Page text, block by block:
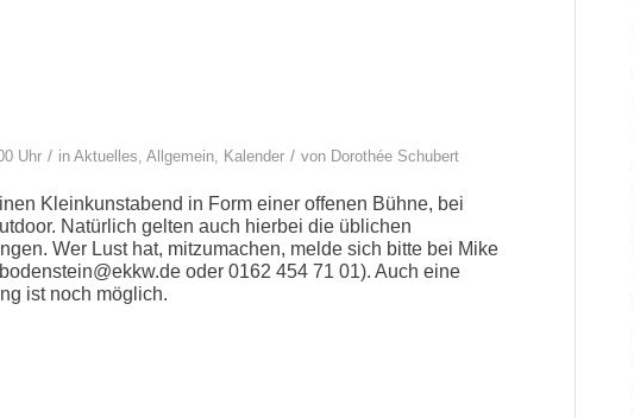
Uhr / in Aktuelles Allgemein Kalender / von Dorothée Schubert
Kleinkunstabend in Form einer offenen Bühne, bei
Natürlich gelten auch hierbei die üblichen
Wer Lust hat, mitzumachen, melde sich bitte bei Mike
oder 0162 454 71 01). Auch eine
ist noch möglich.